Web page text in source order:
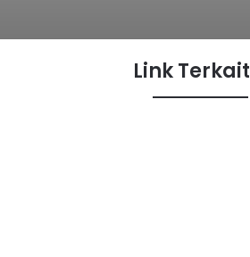
Link Terkait